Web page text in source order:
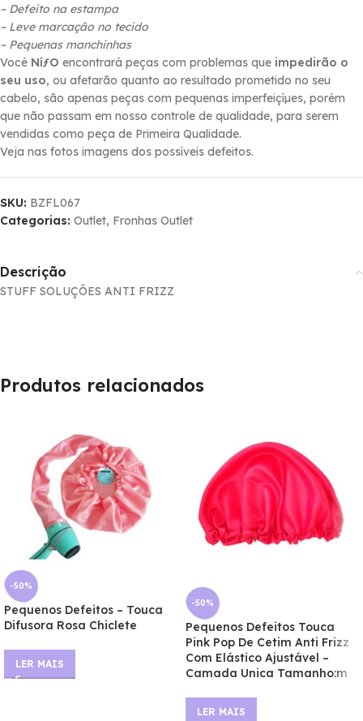
– Defeito na estampa
– Leve marcação no tecido
– Pequenas manchinhas
Vocé NíƒO encontrará peças com problemas que impedirão o
seu uso, ou afetarão quanto ao resultado prometido no seu
cabelo, são apenas peças com pequenas imperfeiçíµes, porém
que não passam em nosso controle de qualidade, para serem
vendidas como peça de Primeira Qualidade.
Veja nas fotos imagens dos possí­veis defeitos.
SKU: BZFL067
Categorias: Outlet, Fronhas Outlet
Descrição
STUFF SOLUÇÕES ANTI FRIZZ
Produtos relacionados
-50%
Pequenos Defeitos – Touca
Difusora Rosa Chiclete
LER MAIS
-50%
Pequenos Defeitos Touca
Pink Pop De Cetim Anti Frizz
Com Elástico Ajustável –
Camada Unica Tamanho:m
LER MAIS